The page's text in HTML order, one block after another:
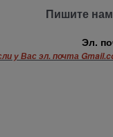
Пишите нам
Эл.
у Вас эл. почта